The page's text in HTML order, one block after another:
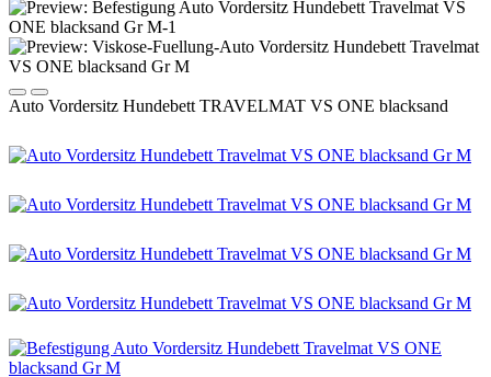
Auto Vordersitz Hundebett TRAVELMAT VS ONE blacksand